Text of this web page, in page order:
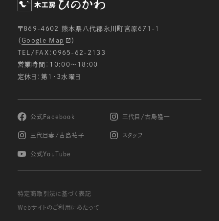
〒869-4602 熊本県八代郡氷川町宮原671-1
（ Google Map
）
TEL/FAX：0965-62-2133
営業時間：10:00〜18:00
定休日：第1・3水曜日
公式Facebook 三代目/古島隆一
三代目妻/古島祐子 スタッフ
公式YouTube
特定商取引法に基づく表記
Webサイトのご利用にあたって